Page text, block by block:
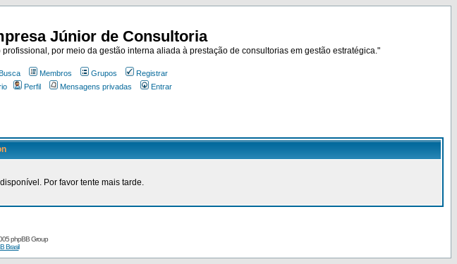
Júnior de Consultoria
por meio da gestão interna aliada à prestação de consultorias em gestão estratégica."
Membros Grupos
Registrar
Perfil Mensagens privadas Entrar
Por favor tente mais tarde.
phpBB Group
Brasil